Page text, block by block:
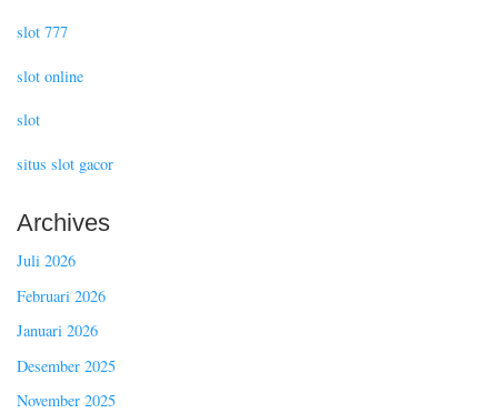
slot 777
slot online
slot
situs slot gacor
Archives
Juli 2026
Februari 2026
Januari 2026
Desember 2025
November 2025